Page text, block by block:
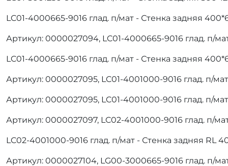
LC01-4000665-9016 глад. п/мат - Стенка задняя
Артикул: 0000027094, LC01-4000665-9016 глад. п/
LC01-4000665-9016 глад. п/мат - Стенка задняя
Артикул: 0000027095, LC01-4001000-9016 глад. п/
Артикул: 0000027095, LC01-4001000-9016 глад. п/
Артикул: 0000027097, LC02-4001000-9016 глад. п/
LC02-4001000-9016 глад. п/мат - Стенка задняя RL
Артикул: 0000027104, LG00-3000665-9016 глад. п/